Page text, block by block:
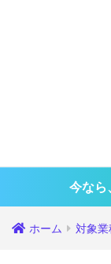
今なら
ホーム 対象業